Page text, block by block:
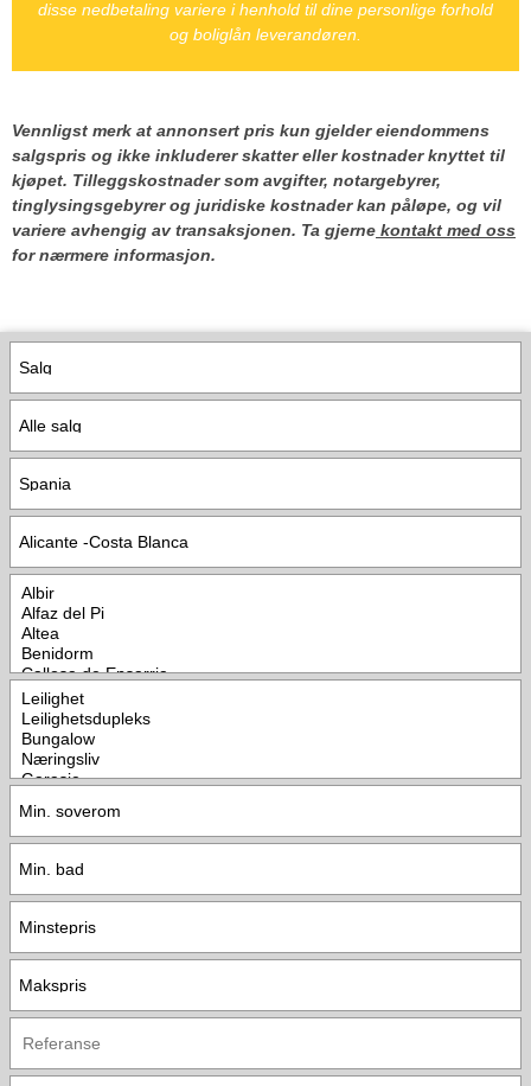
disse nedbetaling variere i henhold til dine personlige forhold
og boliglån leverandøren.
Vennligst merk at annonsert pris kun gjelder eiendommens
salgspris og ikke inkluderer skatter eller kostnader knyttet til
kjøpet. Tilleggskostnader som avgifter, notargebyrer,
tinglysingsgebyrer og juridiske kostnader kan påløpe, og vil
variere avhengig av transaksjonen. Ta gjerne kontakt med oss
for nærmere informasjon.